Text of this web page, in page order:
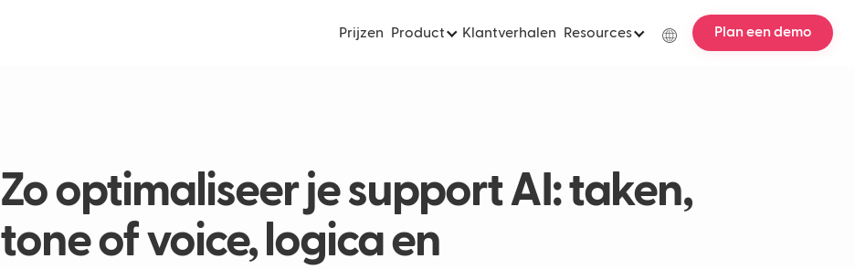
Prijzen Product Klantverhalen Resources Plan een demo
Zo optimaliseer je support AI: taken,
tone of voice, logica en